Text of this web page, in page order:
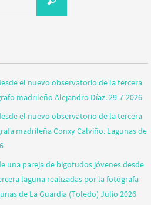
el nuevo observatorio de la tercera
madrileño Alejandro Díaz. 29-7-2026
el nuevo observatorio de la tercera
madrileña Conxy Calviño. Lagunas de
una pareja de bigotudos jóvenes desde
laguna realizadas por la fotógrafa
de La Guardia (Toledo) Julio 2026